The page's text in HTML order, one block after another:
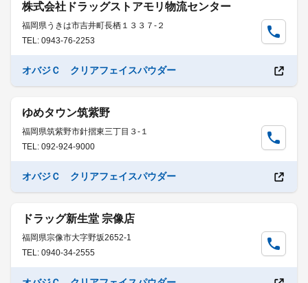
株式会社ドラッグストアモリ物流センター
福岡県うきは市吉井町長栖１３３７-２
TEL: 0943-76-2253
オバジＣ クリアフェイスパウダー
ゆめタウン筑紫野
福岡県筑紫野市針摺東三丁目３-１
TEL: 092-924-9000
オバジＣ クリアフェイスパウダー
ドラッグ新生堂 宗像店
福岡県宗像市大字野坂2652-1
TEL: 0940-34-2555